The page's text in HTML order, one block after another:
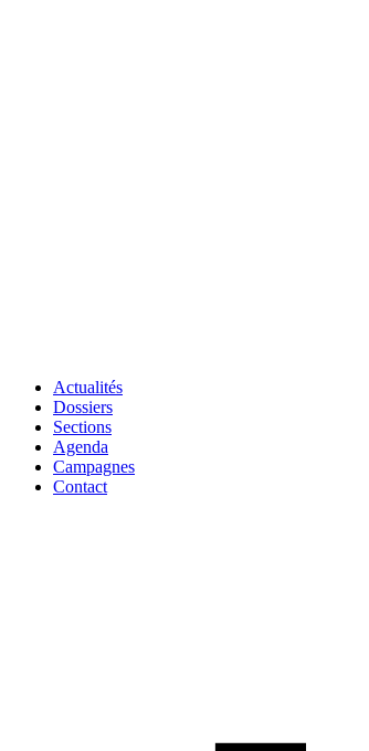
Actualités
Dossiers
Sections
Agenda
Campagnes
Contact